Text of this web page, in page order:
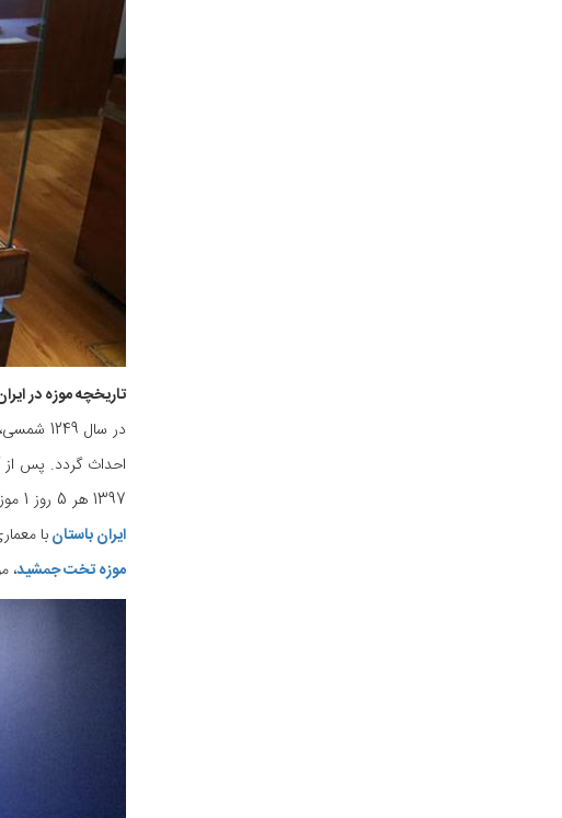
تاریخچه موزه در
در سال 1249 شمسی، ناصرالدین شاه پس از سفر به اروپا و بازدید از موزه کشورهای سوئیس، آلمان، اتریش و ایتالیا دستور داد که در
احداث گردد. پس از
1397 هر 5 روز 1 موزه ایجاد شده است و این موضوع نشان‌دهنده اهمیت و شناخت نقش موزه در صنعت گردشگری و حفظ میراث فرهنگی است.
ایران باستانبا
موزه تخت جمشید،